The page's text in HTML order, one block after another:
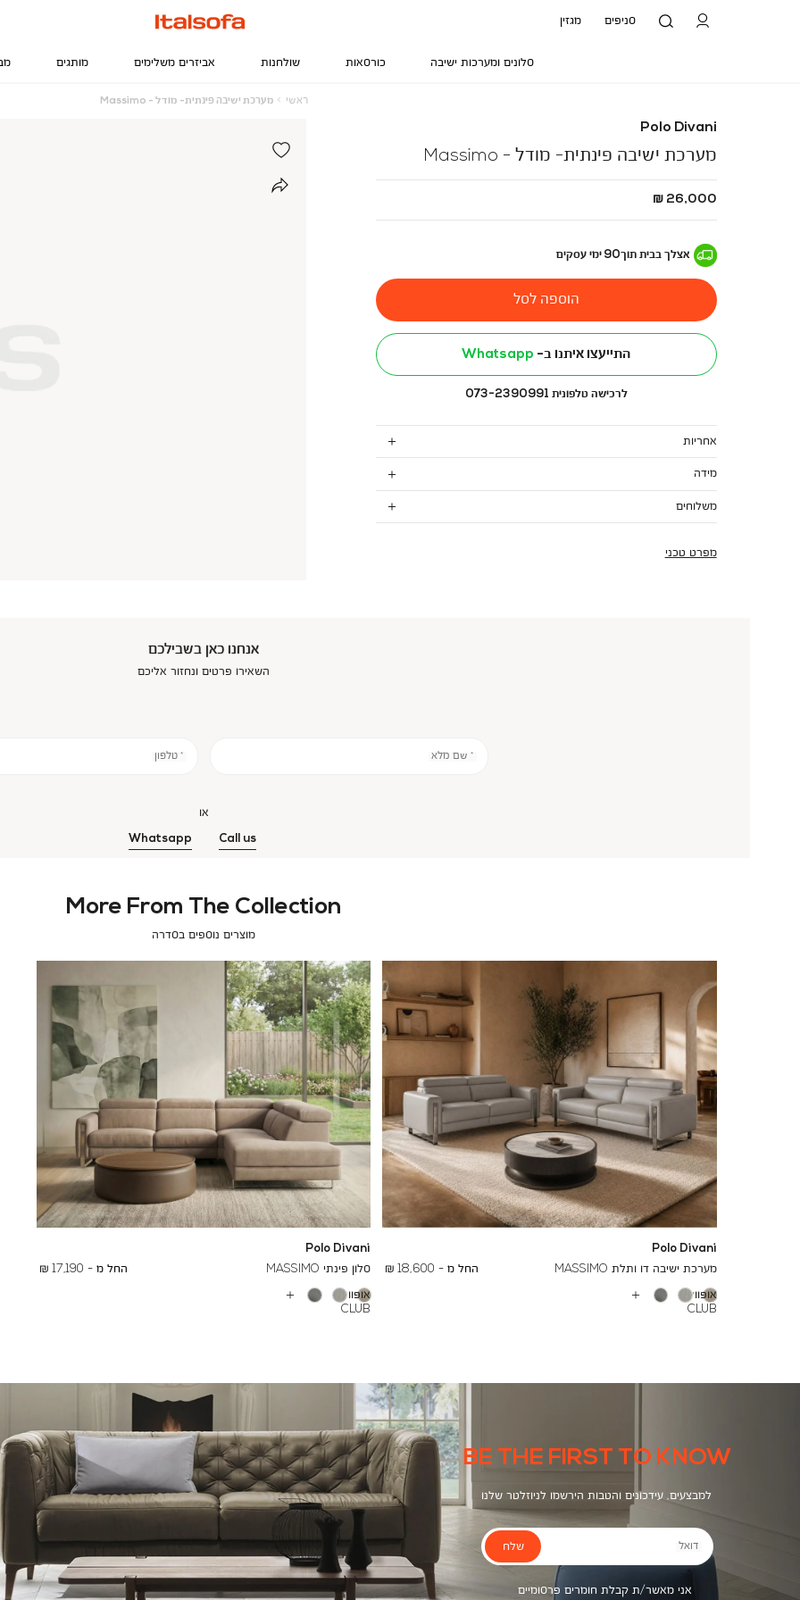
סניפים מגזין
סלונים ומערכות ישיבה כורסאות שולחנות אביזרים משלימים מותגים
ראשי ראשי
מערכת ישיבה פינתית- מודל - Massimo
Polo Divani
מערכת ישיבה פינתית- מודל - Massimo
26,000 ₪
אצלך בבית תוך90 ימי עסקים
הוספה לסל
התייעצו איתנו ב- Whatsapp
לרכישה טלפונית 073-2390991
אחריות
מידה
משלוחים
מפרט טכני
אנחנו כאן בשבילכם
השאירו פרטים ונחזור אליכם
* שם מלא * טלפון
או
Call us
Whatsapp
More From The Collection
מוצרים נוספים בסדרה
Polo Divani
מערכת ישיבה דו ותלת MASSIMO
החל מ - 18,600 ₪ To
24,000 ₪
אופוויט
CLUB
Polo Divani
סלון פינתי MASSIMO
החל מ - 17,190 ₪ To
26,000 ₪
אופוויט
CLUB
BE THE FIRST TO KNOW
למבצעים, עידכונים והטבות הירשמו לניוזלטר שלנו
דואל
אני מאשר/ת קבלת חומרים פרסומיים
שלח